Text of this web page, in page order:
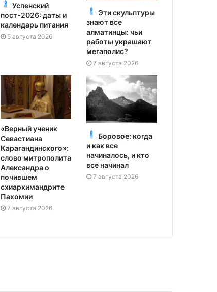
Успенский
пост-2026: даты и
календарь питания
5 августа 2026
Эти скульптуры
знают все
алматинцы: чьи
работы украшают
мегаполис?
7 августа 2026
«Верный ученик
Севастиана
Карагандинского»:
слово митрополита
Александра о
почившем
схиархимандрите
Пахомии
7 августа 2026
Боровое: когда
и как все
начиналось, и кто
все начинал
7 августа 2026